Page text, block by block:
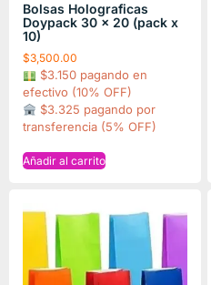
Bolsas Holograficas
Doypack 30 x 20 (pack x
10)
$3,500.00
$3.150 pagando en
efectivo (10% OFF)
$3.325 pagando por
transferencia (5% OFF)
Añadir al carrito